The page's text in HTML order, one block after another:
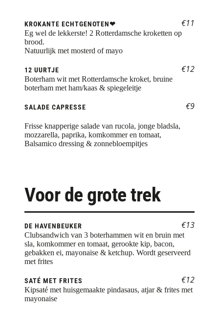
KROKANTE ECHTGENOTEN❤︎ €11
Eg wel de lekkerste! 2 Rotterdamsche kroketten op
brood.
Natuurlijk met mosterd of mayo
12 UURTJE €12
Boterham wit met Rotterdamsche kroket, bruine
boterham met ham/kaas & spiegeleitje
SALADE CAPRESSE €9
Frisse knapperige salade van rucola, jonge bladsla,
mozzarella, paprika, komkommer en tomaat,
Balsamico dressing & zonnebloempitjes
Voor de grote trek
DE HAVENBEUKER €13
Clubsandwich van 3 boterhammen wit en bruin met
sla, komkommer en tomaat, gerookte kip, bacon,
gebakken ei, mayonaise & ketchup. Wordt geserveerd
met frites
SATÉ MET FRITES €12
Kipsaté met huisgemaakte pindasaus, atjar & frites met
mayonaise